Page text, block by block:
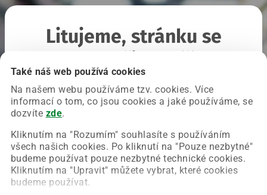
Také náš web používá cookies
Na našem webu používáme tzv. cookies. Více
informací o tom, co jsou cookies a jaké používáme, se
dozvíte zde.
Kliknutím na "Rozumím" souhlasíte s používáním
všech našich cookies. Po kliknutí na "Pouze nezbytné"
budeme používat pouze nezbytné technické cookies.
Kliknutím na "Upravit" můžete vybrat, které cookies
budeme používat.
Litujeme, stránku se
Chyba nastala na naší straně a už ji opravujeme.
Zkuste prosím znovu načíst požadovanou stránku.
Obnovit stránku Úvodní strana